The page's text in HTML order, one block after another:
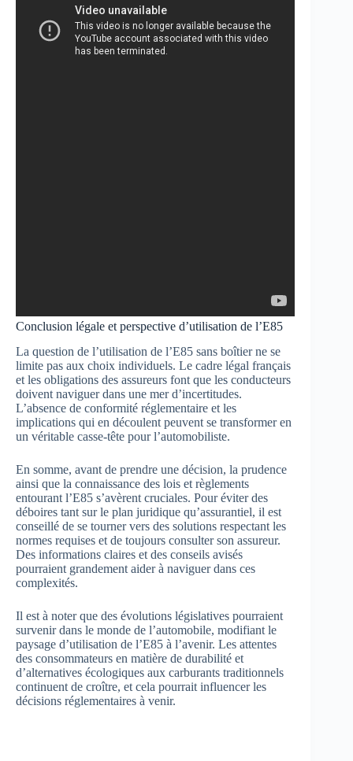
Conclusion légale et perspective d’utilisation de l’E85
La question de l’utilisation de l’E85 sans boîtier ne se
limite pas aux choix individuels. Le cadre légal français
et les obligations des assureurs font que les conducteurs
doivent naviguer dans une mer d’incertitudes.
L’absence de conformité réglementaire et les
implications qui en découlent peuvent se transformer en
un véritable casse-tête pour l’automobiliste.
En somme, avant de prendre une décision, la prudence
ainsi que la connaissance des lois et règlements
entourant l’E85 s’avèrent cruciales. Pour éviter des
déboires tant sur le plan juridique qu’assurantiel, il est
conseillé de se tourner vers des solutions respectant les
normes requises et de toujours consulter son assureur.
Des informations claires et des conseils avisés
pourraient grandement aider à naviguer dans ces
complexités.
Il est à noter que des évolutions législatives pourraient
survenir dans le monde de l’automobile, modifiant le
paysage d’utilisation de l’E85 à l’avenir. Les attentes
des consommateurs en matière de durabilité et
d’alternatives écologiques aux carburants traditionnels
continuent de croître, et cela pourrait influencer les
décisions réglementaires à venir.